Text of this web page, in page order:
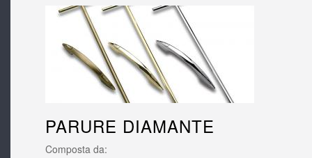
PARURE DIAMANTE
Composta da: